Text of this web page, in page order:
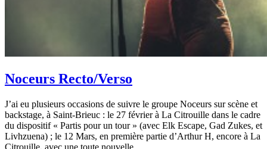
Noceurs Recto/Verso
J’ai eu plusieurs occasions de suivre le groupe Noceurs sur scène et
backstage, à Saint-Brieuc : le 27 février à La Citrouille dans le cadre
du dispositif « Partis pour un tour » (avec Elk Escape, Gad Zukes, et
Livhzuena) ; le 12 Mars, en première partie d’Arthur H, encore à La
Citrouille, avec une toute nouvelle